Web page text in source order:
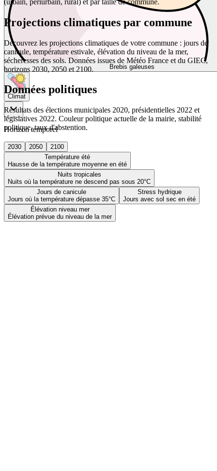
Brebis galeuses
Climat
Horizon temporel
2030 2050
2100
Température été
Hausse de la température moyenne en été
Nuits tropicales
Nuits où la température ne descend pas sous 20°C
Jours de canicule
Jours où la température dépasse 35°C
Stress hydrique
Jours avec sol sec en été
Élévation niveau mer
Élévation prévue du niveau de la mer
Projections climatiques par commune
Découvrez les projections climatiques de votre commune : jours de
canicule, température estivale, élévation du niveau de la mer,
sécheresses des sols. Données issues de Météo France et du GIEC,
horizons 2030, 2050 et 2100.
Données politiques
Résultats des élections municipales 2020, présidentielles 2022 et
législatives 2022. Couleur politique actuelle de la mairie, stabilité
politique, taux d'abstention.